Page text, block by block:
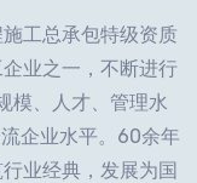
工总承包特级资质
业之一，不断进行
模、人才、管理水
企业水平。60余年
业经典，发展为国